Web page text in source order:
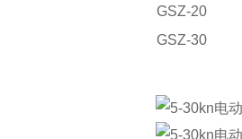
SGSZ-20
SGSZ-30